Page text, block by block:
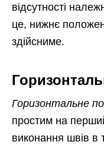
відсутності
це, нижнє
здійсниме.
Горизонтальне
простим на
виконання швів в